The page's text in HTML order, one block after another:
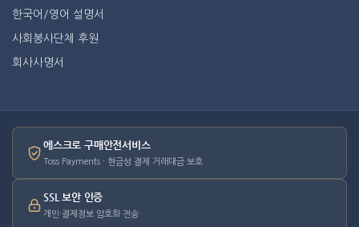
한국어/영어 설명서
사회봉사단체 후원
회사사명서
에스크로 구매안전서비스
Toss Payments · 현금성 결제 거래대금 보호
SSL 보안 인증
개인·결제정보 암호화 전송